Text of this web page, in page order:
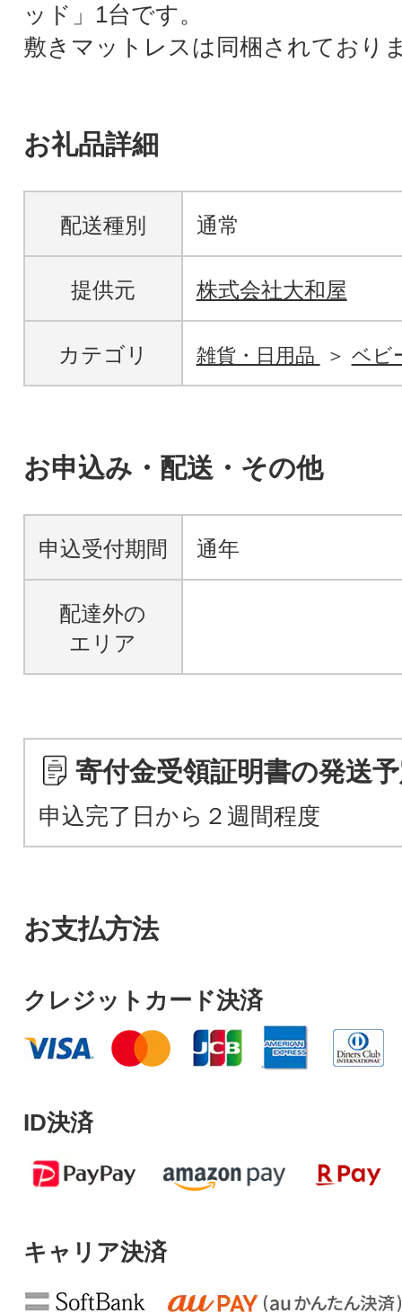
ッド」1台です。
敷きマットレスは同梱されており
お礼品詳細
配送種別 通常
提供元 株式会社大和屋
カテゴリ 雑貨・日用品 ベビ
お申込み・配送・その他
申込受付期間 通年
配達外の
エリア
寄付金受領証明書の発送
申込完了日から２週間程度
お支払方法
クレジットカード決済
ID決済
キャリア決済